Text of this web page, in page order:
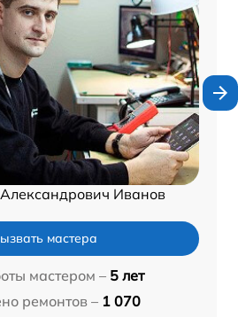
Иванов
мастера
мастером – 5 лет
ремонтов – 1 070